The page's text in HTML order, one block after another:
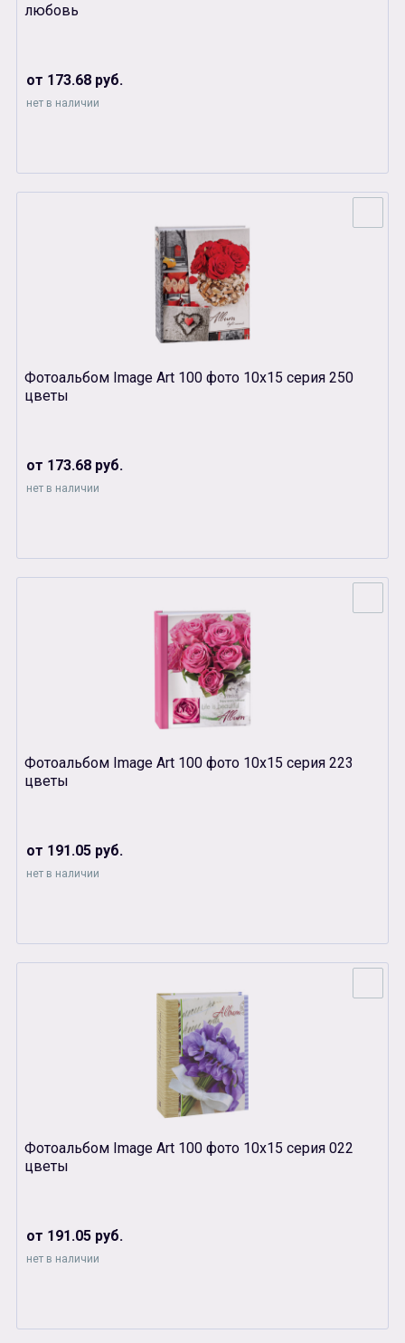
любовь
от 173.68 руб.
нет в наличии
Фотоальбом Image Art 100 фото 10х15 серия 250
цветы
от 173.68 руб.
нет в наличии
Фотоальбом Image Art 100 фото 10х15 серия 223
цветы
от 191.05 руб.
нет в наличии
Фотоальбом Image Art 100 фото 10х15 серия 022
цветы
от 191.05 руб.
нет в наличии